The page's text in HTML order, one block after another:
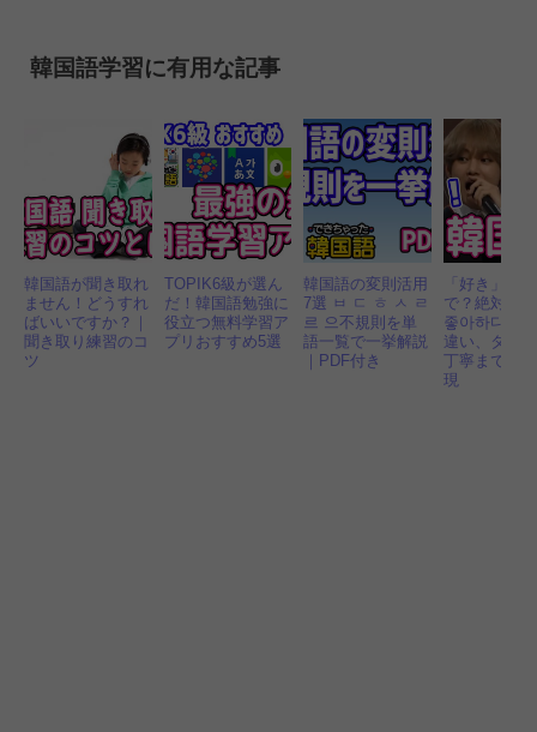
韓国語学習に有用な記事
韓国語が聞き取れ
ません！どうすれ
ばいいですか？｜
聞き取り練習のコ
ツ
TOPIK6級が選ん
だ！韓国語勉強に
役立つ無料学習ア
プリおすすめ5選
韓国語の変則活用
7選 ㅂ ㄷ ㅎ ㅅ ㄹ
르 으不規則を単
語一覧で一挙解説
｜PDF付き
「好き」韓
で？絶対間
좋아하다, 좋
違い、タメ
丁寧まで4つ
現